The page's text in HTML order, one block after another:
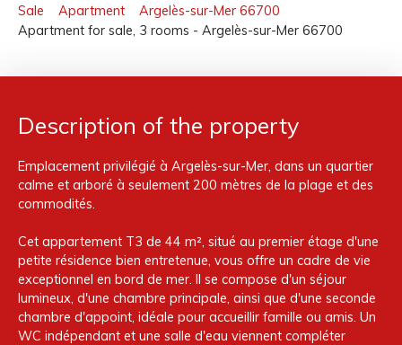
Sale Apartment
Argelès-sur-Mer 66700
Apartment for sale, 3 rooms - Argelès-sur-Mer 66700
Description of the property
Emplacement privilégié à Argelès-sur-Mer, dans un quartier
calme et arboré à seulement 200 mètres de la plage et des
commodités.
Cet appartement T3 de 44 m², situé au premier étage d'une
petite résidence bien entretenue, vous offre un cadre de vie
exceptionnel en bord de mer. Il se compose d'un séjour
lumineux, d'une chambre principale, ainsi que d'une seconde
chambre d'appoint, idéale pour accueillir famille ou amis. Un
WC indépendant et une salle d'eau viennent compléter